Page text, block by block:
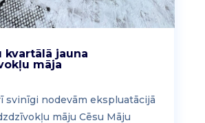
kvartālā jauna
māja
svinīgi nodevām ekspluatācijā
māju Cēsu Māju